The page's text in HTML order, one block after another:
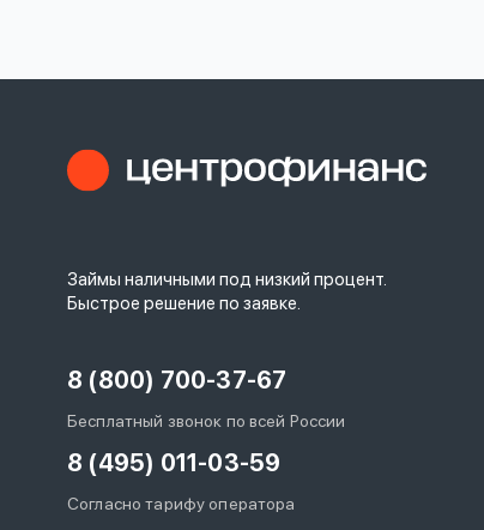
Займы наличными под низкий процент.
Быстрое решение по заявке.
8 (800) 700-37-67
Бесплатный звонок по всей России
8 (495) 011-03-59
Согласно тарифу оператора
Войти под другим номером